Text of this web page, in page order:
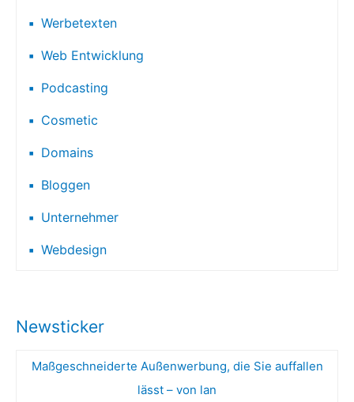
Werbetexten
Web Entwicklung
Podcasting
Cosmetic
Domains
Bloggen
Unternehmer
Webdesign
Newsticker
Maßgeschneiderte Außenwerbung, die Sie auffallen
lässt – von lan